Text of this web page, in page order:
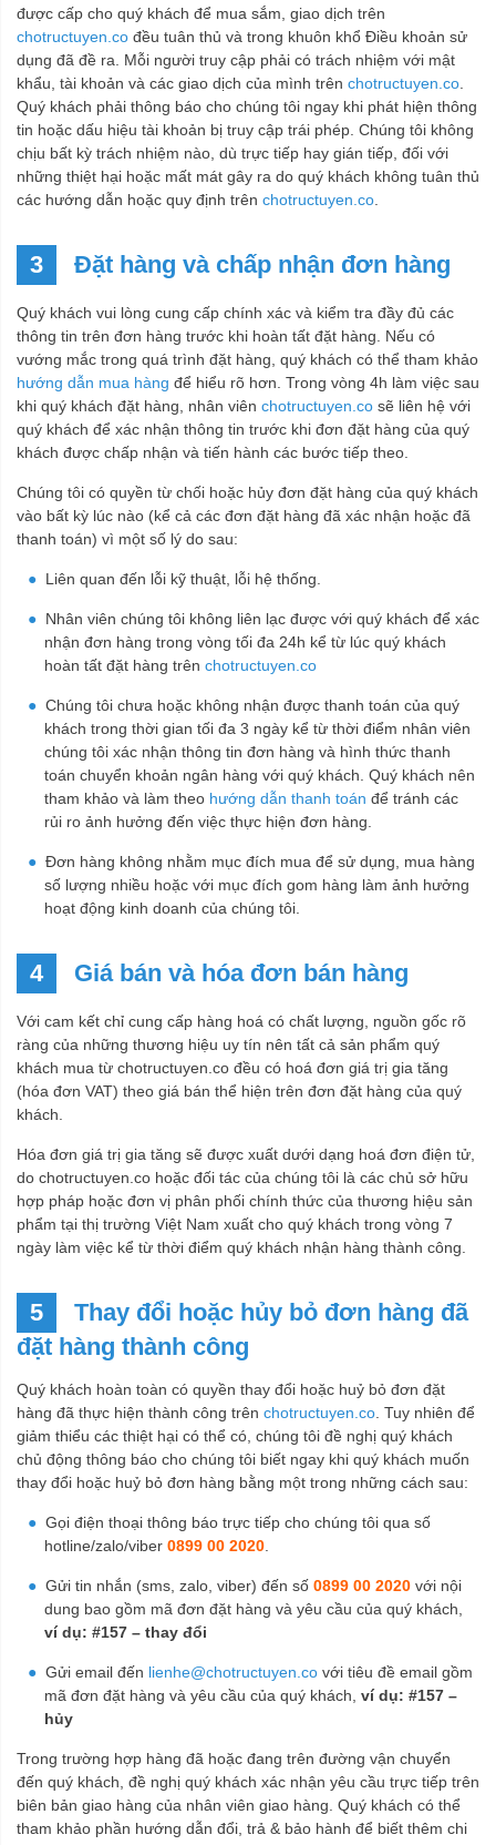
được cấp cho quý khách để mua sắm, giao dịch trên
chotructuyen.co đều tuân thủ và trong khuôn khổ Điều khoản sử
dụng đã đề ra. Mỗi người truy cập phải có trách nhiệm với mật
khẩu, tài khoản và các giao dịch của mình trên chotructuyen.co
Quý khách phải thông báo cho chúng tôi ngay khi phát hiện thông
tin hoặc dấu hiệu tài khoản bị truy cập trái phép. Chúng tôi không
chịu bất kỳ trách nhiệm nào, dù trực tiếp hay gián tiếp, đối với
những thiệt hại hoặc mất mát gây ra do quý khách không tuân thủ
các hướng dẫn hoặc quy định trên chotructuyen.co
3 Đặt hàng và chấp nhận đơn hàng
Quý khách vui lòng cung cấp chính xác và kiểm tra đầy đủ các
thông tin trên đơn hàng trước khi hoàn tất đặt hàng. Nếu có
vướng mắc trong quá trình đặt hàng, quý khách có thể tham khảo
hướng dẫn mua hàng để hiểu rõ hơn. Trong vòng 4h làm việc sau
khi quý khách đặt hàng, nhân viên chotructuyen.co sẽ liên hệ với
quý khách để xác nhận thông tin trước khi đơn đặt hàng của quý
khách được chấp nhận và tiến hành các bước tiếp theo.
Chúng tôi có quyền từ chối hoặc hủy đơn đặt hàng của quý khách
vào bất kỳ lúc nào (kể cả các đơn đặt hàng đã xác nhận hoặc đã
thanh toán) vì một số lý do sau:
Liên quan đến lỗi kỹ thuật, lỗi hệ thống.
Nhân viên chúng tôi không liên lạc được với quý khách để xác
nhận đơn hàng trong vòng tối đa 24h kể từ lúc quý khách
hoàn tất đặt hàng trên chotructuyen.co
Chúng tôi chưa hoặc không nhận được thanh toán của quý
khách trong thời gian tối đa 3 ngày kể từ thời điểm nhân viên
chúng tôi xác nhận thông tin đơn hàng và hình thức thanh
toán chuyển khoản ngân hàng với quý khách. Quý khách nên
tham khảo và làm theo hướng dẫn thanh toán để tránh các
rủi ro ảnh hưởng đến việc thực hiện đơn hàng.
Đơn hàng không nhằm mục đích mua để sử dụng, mua hàng
số lượng nhiều hoặc với mục đích gom hàng làm ảnh hưởng
hoạt động kinh doanh của chúng tôi.
4 Giá bán và hóa đơn bán hàng
Với cam kết chỉ cung cấp hàng hoá có chất lượng, nguồn gốc rõ
ràng của những thương hiệu uy tín nên tất cả sản phẩm quý
khách mua từ chotructuyen.co đều có hoá đơn giá trị gia tăng
(hóa đơn VAT) theo giá bán thể hiện trên đơn đặt hàng của quý
khách.
Hóa đơn giá trị gia tăng sẽ được xuất dưới dạng hoá đơn điện tử,
do chotructuyen.co hoặc đối tác của chúng tôi là các chủ sở hữu
hợp pháp hoặc đơn vị phân phối chính thức của thương hiệu sản
phẩm tại thị trường Việt Nam xuất cho quý khách trong vòng 7
ngày làm việc kể từ thời điểm quý khách nhận hàng thành công.
5
Thay đổi hoặc hủy bỏ đơn hàng đã
đặt hàng thành công
Quý khách hoàn toàn có quyền thay đổi hoặc huỷ bỏ đơn đặt
hàng đã thực hiện thành công trên chotructuyen.co . Tuy nhiên để
giảm thiểu các thiệt hại có thể có, chúng tôi đề nghị quý khách
chủ động thông báo cho chúng tôi biết ngay khi quý khách muốn
thay đổi hoặc huỷ bỏ đơn hàng bằng một trong những cách sau:
Gọi điện thoại thông báo trực tiếp cho chúng tôi qua số
hotline/zalo/viber 0899 00 2020
Gửi tin nhắn (sms, zalo, viber) đến số 0899 00 2020 với nội
dung bao gồm mã đơn đặt hàng và yêu cầu của quý khách,
ví dụ: #157 – thay đổi
Gửi email đến lienhe@chotructuyen.co với tiêu đề email gồm
mã đơn đặt hàng và yêu cầu của quý khách, ví dụ: #157 –
hủy
Trong trường hợp hàng đã hoặc đang trên đường vận chuyển
đến quý khách, đề nghị quý khách xác nhận yêu cầu trực tiếp trên
biên bản giao hàng của nhân viên giao hàng. Quý khách có thể
tham khảo phần hướng dẫn đổi, trả & bảo hành để biết thêm chi